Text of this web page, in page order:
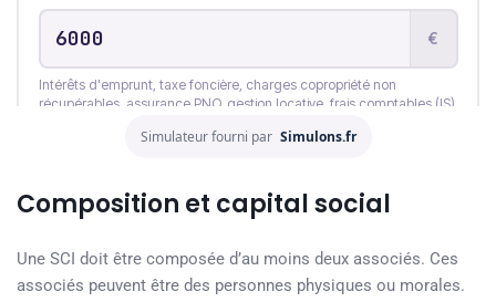
Simulateur fourni par Simulons.fr
Composition et capital social
Une SCI doit être composée d’au moins deux associés. Ces
associés peuvent être des personnes physiques ou morales.